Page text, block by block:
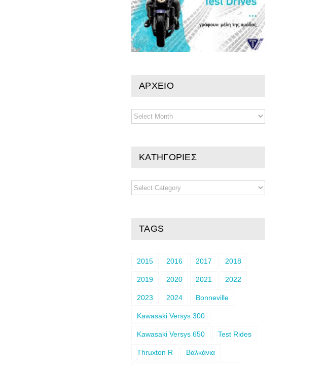
ΑΡΧΕΙΟ
ΑΡΧΕΙΟ
ΚΑΤΗΓΟΡΙΕΣ
ΚΑΤΗΓΟΡΙΕΣ
TAGS
2015 2016 2017 2018
2019 2020 2021 2022
2023 2024 Bonneville
Kawasaki Versys 300
Kawasaki Versys 650 Test Rides
Thruxton R Βαλκάνια